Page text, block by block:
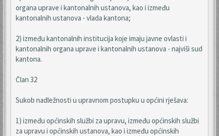
organa uprave i kantonalnih ustanova, kao i između
kantonalnih ustanova - vlada kantona;
2) između kantonalnih institucija koje imaju javne ovlasti i
kantonalnih organa uprave i kantonalnih ustanova - najviši sud
kantona.
Član 32
Sukob nadležnosti u upravnom postupku u općini rješava:
1) između općinskih službi za upravu, između općinskih službi
za upravu i općinskih ustanova, kao i između općinskih